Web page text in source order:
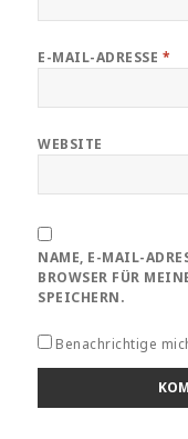
E-MAIL-ADRESSE *
WEBSITE
NAME, E-MAIL-
BROWSER FÜR
SPEICHERN.
Benachrichtige